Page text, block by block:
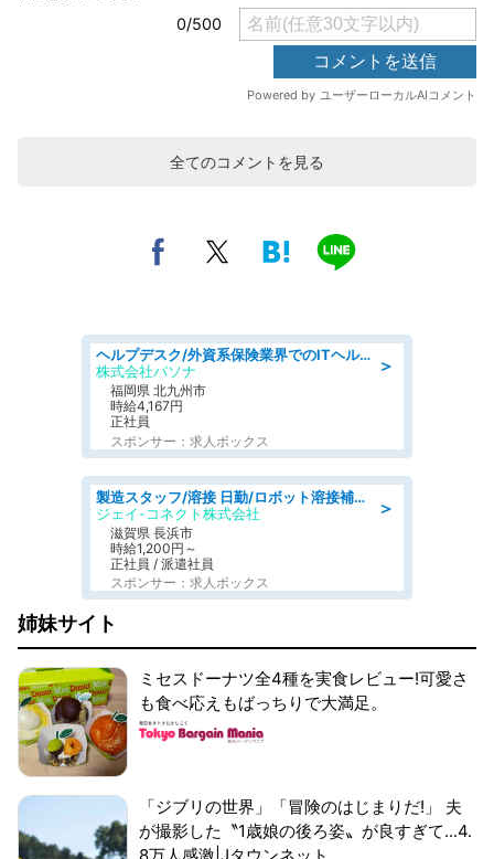
全てのコメントを見る
＞
ヘルプデスク/外資系保険業界でのITヘルプデスク業務/駅近/即日勤務可/ヘルプデスク
株式会社パソナ
福岡県 北九州市
時給4,167円
正社員
スポンサー：求人ボックス
＞
製造スタッフ/溶接 日勤/ロボット溶接補助業務/学歴·経験不問
ジェイ-コネクト株式会社
滋賀県 長浜市
時給1,200円～
正社員 / 派遣社員
スポンサー：求人ボックス
姉妹サイト
ミセスドーナツ全4種を実食レビュー!可愛さ
も食べ応えもばっちりで大満足。
「ジブリの世界」「冒険のはじまりだ!」 夫
が撮影した〝1歳娘の後ろ姿〟が良すぎて...4.